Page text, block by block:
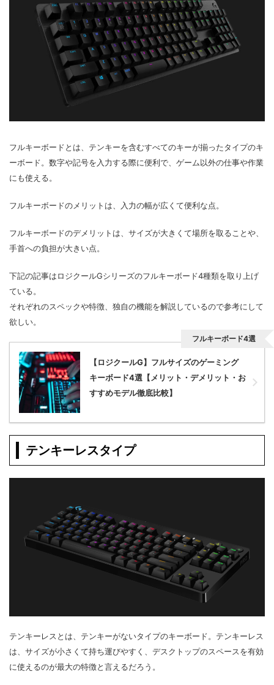
フルキーボードとは、テンキーを含むすべてのキーが揃ったタイプのキ
ーボード。数字や記号を入力する際に便利で、ゲーム以外の仕事や作業
にも使える。
フルキーボードのメリットは、入力の幅が広くて便利な点。
フルキーボードのデメリットは、サイズが大きくて場所を取ることや、
手首への負担が大きい点。
下記の記事はロジクールGシリーズのフルキーボード4種類を取り上げ
ている。
それぞれのスペックや特徴、独自の機能を解説しているので参考にして
欲しい。
【ロジクールG】フルサイズのゲーミング
キーボード4選【メリット・デメリット・お
すすめモデル徹底比較】
フルキーボード4選
テンキーレスタイプ
テンキーレスとは、テンキーがないタイプのキーボード。テンキーレス
は、サイズが小さくて持ち運びやすく、デスクトップのスペースを有効
に使えるのが最大の特徴と言えるだろう。